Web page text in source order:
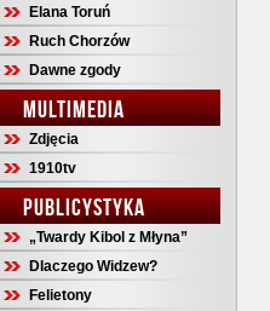
Elana Toruń
Ruch Chorzów
Dawne zgody
MULTIMEDIA
Zdjęcia
1910tv
PUBLICYSTYKA
„Twardy Kibol z Młyna”
Dlaczego Widzew?
Felietony